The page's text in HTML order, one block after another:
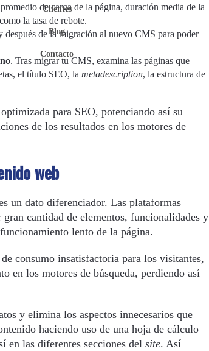
Clientes
Blog
Contacto
de carga de la página, duración media de la
la tasa de rebote.
después de la migración al nuevo CMS para poder
. Tras migrar tu CMS, examina las páginas que
el título SEO, la metadescription, la estructura de
para SEO, potenciando así su
de los resultados en los motores de
web
un dato diferenciador. Las plataformas
cantidad de elementos, funcionalidades y
lento de la página.
consumo insatisfactoria para los visitantes,
en los motores de búsqueda, perdiendo así
y elimina los aspectos innecesarios que
haciendo uso de una hoja de cálculo
en las diferentes secciones del site. Así